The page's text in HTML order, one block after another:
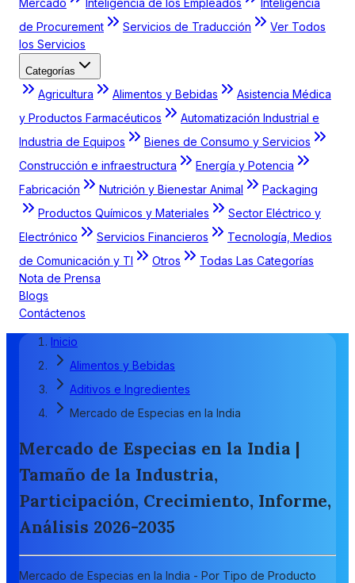
Mercado
Inteligencia de los Empleados
Inteligencia
de Procurement
Servicios de Traducción
Ver Todos
los Servicios
Categorías
Agricultura Alimentos y Bebidas
Asistencia Médica
y Productos Farmacéuticos
Automatización Industrial e
Industria de Equipos
Bienes de Consumo y Servicios
Construcción e infraestructura
Energía y Potencia
Fabricación
Nutrición y Bienestar Animal
Packaging
Productos Químicos y Materiales
Sector Eléctrico y
Electrónico
Servicios Financieros
Tecnología, Medios
de Comunicación y TI
Otros
Todas Las Categorías
Nota de Prensa
Blogs
Contáctenos
Inicio
Alimentos y Bebidas
Aditivos e Ingredientes
Mercado de Especias en la India
Mercado de Especias en la India |
Tamaño de la Industria,
Participación, Crecimiento, Informe,
Análisis 2026-2035
Mercado de Especias en la India - Por Tipo de Producto